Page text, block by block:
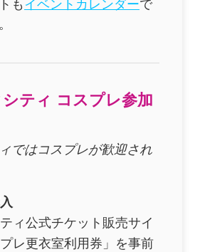
も イベントカレンダーで
シティ コスプレ参加
ではコスプレが歓迎され
ィ公式チケット販売サイ
レ更衣室利用券」を事前